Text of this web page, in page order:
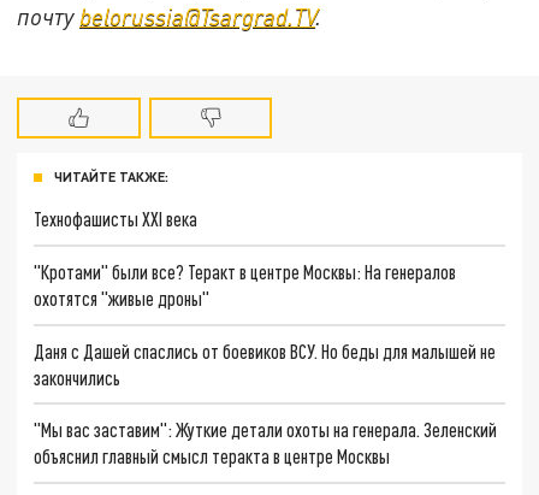
почту belorussia@Tsargrad.TV.
ЧИТАЙТЕ ТАКЖЕ:
Технофашисты XXI века
"Кротами" были все? Теракт в центре Москвы: На генералов
охотятся "живые дроны"
Даня с Дашей спаслись от боевиков ВСУ. Но беды для малышей не
закончились
"Мы вас заставим": Жуткие детали охоты на генерала. Зеленский
объяснил главный смысл теракта в центре Москвы